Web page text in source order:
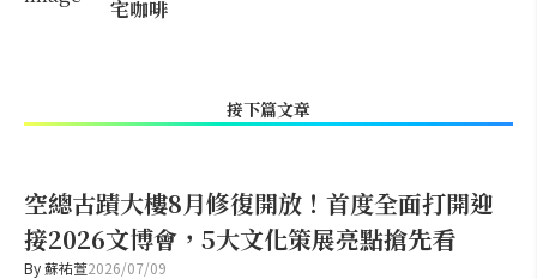
宅咖啡
接下篇文章
空總古蹟大樓8月修復開放！首度全面打開迎
接2026文博會，5大文化策展亮點搶先看
By蘇祐萱2026/07/09